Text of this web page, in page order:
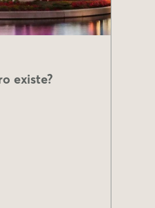
existe?